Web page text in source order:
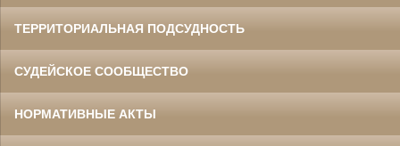
ТЕРРИТОРИАЛЬНАЯ ПОДСУДНОСТЬ
СУДЕЙСКОЕ СООБЩЕСТВО
НОРМАТИВНЫЕ АКТЫ